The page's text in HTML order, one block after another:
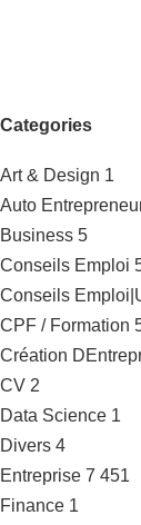
Categories
Art & Design 1
Auto
Business 5
Conseils Emploi
Conseils
CPF / Formation
Création
CV 2
Data Science 1
Divers 4
Entreprise 7 451
Finance 1